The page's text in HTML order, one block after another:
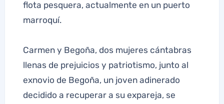
flota pesquera, actualmente en un puerto
marroquí.
Carmen y Begoña, dos mujeres cántabras
llenas de prejuicios y patriotismo, junto al
exnovio de Begoña, un joven adinerado
decidido a recuperar a su expareja, se